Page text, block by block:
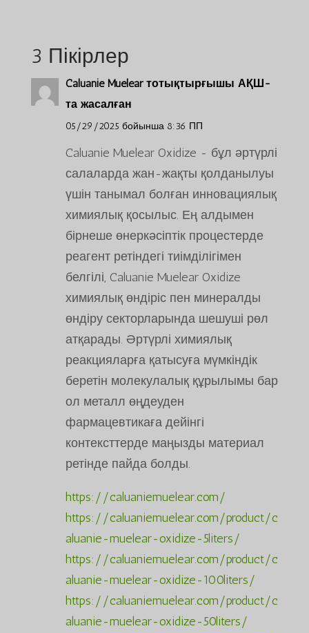
3 Пікірлер
Caluanie Muelear тотықтырғышы АҚШ-
та жасалған
05/29/2025 бойынша 8:36 ПП
Caluanie Muelear Oxidize - бұл әртүрлі
салаларда жан-жақты қолданылуы
үшін танымал болған инновациялық
химиялық қосылыс. Ең алдымен
бірнеше өнеркәсіптік процестерде
реагент ретіндегі тиімділігімен
белгілі, Caluanie Muelear Oxidize
химиялық өндіріс пен минералды
өндіру секторларында шешуші рөл
атқарады. Әртүрлі химиялық
реакцияларға қатысуға мүмкіндік
беретін молекулалық құрылымы бар
ол металл өңдеуден
фармацевтикаға дейінгі
контексттерде маңызды материал
ретінде пайда болды.
https://caluaniemuelear.com/
https://caluaniemuelear.com/product/c
aluanie-muelear-oxidize-5liters/
https://caluaniemuelear.com/product/c
aluanie-muelear-oxidize-100liters/
https://caluaniemuelear.com/product/c
aluanie-muelear-oxidize-50liters/